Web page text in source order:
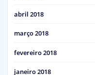
abril 2018
março 2018
fevereiro 2018
janeiro 2018